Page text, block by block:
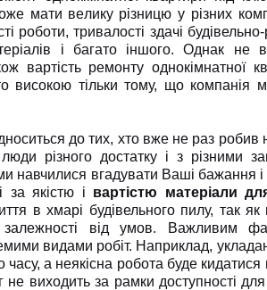
мати велику різницю у різних
роботи, тривалості здачі
і багато іншого. Однак не
вартість ремонту однокімнатної
високою тільки тому, що компанія
до тих, хто вже не раз
різного достатку і з різними
навчилися вгадувати Ваші бажання і
за якістю і вартістю матеріали
в хмарі будівельного пилу, так
залежності від умов. Важливим
видами робіт. Наприклад,
часу, а неякісна робота буде
не виходить за рамки доступності